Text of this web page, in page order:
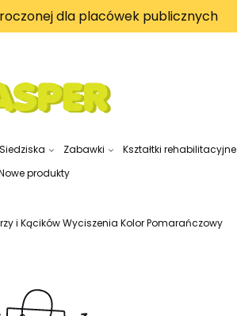
dla placówek publicznych
Siedziska Zabawki Kształtki rehabilitacyjne
produkty
i Kącików Wyciszenia Kolor Pomarańczowy